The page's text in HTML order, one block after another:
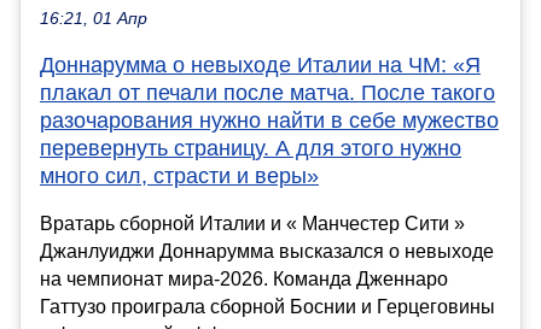
16:21, 01 Апр
Доннарумма о невыходе Италии на ЧМ: «Я
плакал от печали после матча. После такого
разочарования нужно найти в себе мужество
перевернуть страницу. А для этого нужно
много сил, страсти и веры»
Вратарь сборной Италии и « Манчестер Сити »
Джанлуиджи Доннарумма высказался о невыходе
на чемпионат мира-2026. Команда Дженнаро
Гаттузо проиграла сборной Боснии и Герцеговины